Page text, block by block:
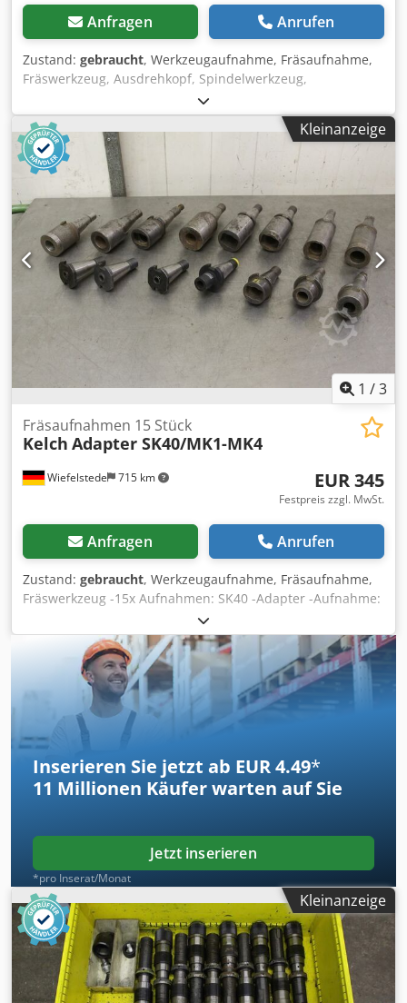
Anfragen Anrufen
Zustand: gebraucht, Werkzeugaufnahme, Fräsaufnahme,
Fräswerkzeug, Ausdrehkopf, Spindelwerkzeug,
Reduzierhülsen, Aufsteckhalter -Fräsaufnahme: Aufnahme
MK4 -Schaft: Ø 32 mm -Schaftlänge: 520 mm Dedpfof
Sgxdjx Afisck -Abmessung: Ø 56 x 670 mm -Gewicht: 7,5 kg
Kleinanzeige
1 /3
Wiefelstede 715 km
Fräsaufnahmen 15 Stück
Kelch Adapter SK40/MK1-MK4
EUR 345
Festpreis zzgl. MwSt.
Anfragen Anrufen
Zustand: gebraucht, Werkzeugaufnahme, Fräsaufnahme,
Fräswerkzeug -15x Aufnahmen: SK40 -Adapter -Aufnahme:
SK40 -Aufnahme Werkzeug: 3x MK1/1x MK2/3x MK3/8x
MK4 -Gesamtlänge: mm -Verkauf: nur komplett -Gewicht:
23 kg Dcjdpec Il Eaefx Afijk
Inserieren Sie jetzt ab EUR 4.49*
11 Millionen Käufer warten auf Sie
Jetzt inserieren
*pro Inserat/Monat
Kleinanzeige